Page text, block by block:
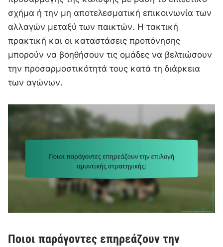
σχήμα ή την μη αποτελεσματική επικοινωνία των
αλλαγών μεταξύ των παικτών. Η τακτική
πρακτική και οι καταστάσεις προπόνησης
μπορούν να βοηθήσουν τις ομάδες να βελτιώσουν
την προσαρμοστικότητά τους κατά τη διάρκεια
των αγώνων.
Ποιοι παράγοντες επηρεάζουν την